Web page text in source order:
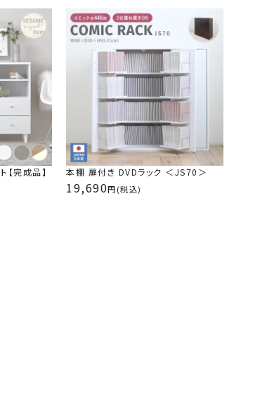
01-1P
購入者
りり 1
ひとつ欲しくなって買おうと思ったら欲
らライトグレーしかなくて、部屋の色味
した。コーナーソファより圧縮が回復？
。ゴロンと横になれます。硬さも座った
らない。最高です。
完成品】
本棚 扉付き DVDラック ＜JS70＞
19,690 (税込)